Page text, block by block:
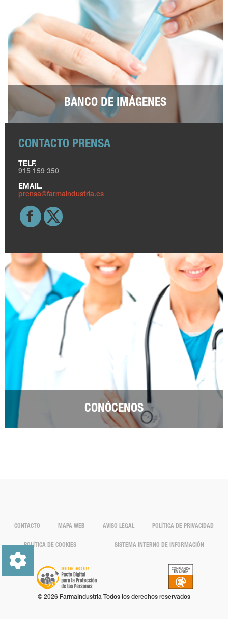
BANCO DE IMÁGENES
CONTACTO PRENSA
TELF.
915 159 350
EMAIL.
prensa@farmaindustria.es
CONÓCENOS
CONTACTO MAPA WEB AVISO LEGAL POLÍTICA DE PRIVACIDAD
POLÍTICA DE COOKIES SISTEMA INTERNO DE INFORMACIÓN
© 2026 FarmaIndustria Todos los derechos reservados